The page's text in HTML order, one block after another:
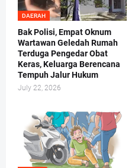
DAERAH
Bak Polisi, Empat Oknum
Wartawan Geledah Rumah
Terduga Pengedar Obat
Keras, Keluarga Berencana
Tempuh Jalur Hukum
July 22, 2026